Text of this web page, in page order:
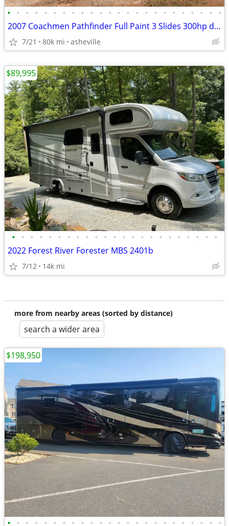
• • • • • • • • • • • • • • • • • • • • • • • •
2007 Coachmen Pathfinder Full Paint 3 Slides 300hp diesel motorhome RV
7/21 80k mi asheville
• • • • • • • • • • • • • • • • • • • • • • •
2022 Forest River Forester MBS 2401b
7/12 14k mi
$89,995
more from nearby areas (sorted by distance)
search a wider area
• • • • • • • • • • • • • • • • • • • • • • • •
$198,950